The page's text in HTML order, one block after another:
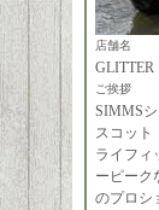
店舗名
GLITTER
ご挨拶
SIMMSシ
スコット
ライフィ
ーピーク
のプロシ